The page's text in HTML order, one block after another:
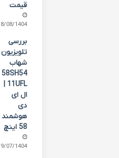
قیمت
08/08/1404
بررسی
تلویزیون
شهاب
58SH54
11UFL |
ال ای
دی
هوشمند
58 اینچ
29/07/1404